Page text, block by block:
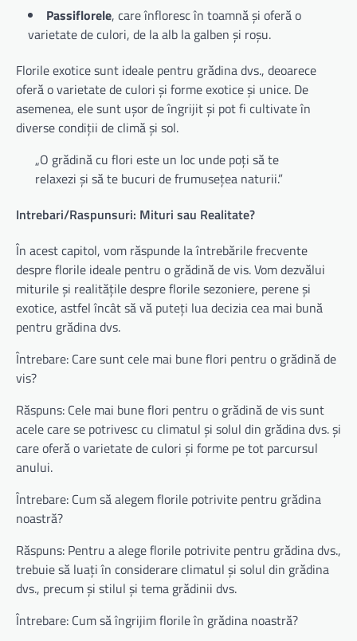
Passiflorele, care înfloresc în toamnă și oferă o
varietate de culori, de la alb la galben și roșu.
Florile exotice sunt ideale pentru grădina dvs., deoarece
oferă o varietate de culori și forme exotice și unice. De
asemenea, ele sunt ușor de îngrijit și pot fi cultivate în
diverse condiții de climă și sol.
„O grădină cu flori este un loc unde poți să te
relaxezi și să te bucuri de frumusețea naturii.”
Intrebari/Raspunsuri: Mituri sau Realitate?
În acest capitol, vom răspunde la întrebările frecvente
despre florile ideale pentru o grădină de vis. Vom dezvălui
miturile și realitățile despre florile sezoniere, perene și
exotice, astfel încât să vă puteți lua decizia cea mai bună
pentru grădina dvs.
Întrebare: Care sunt cele mai bune flori pentru o grădină de
vis?
Răspuns: Cele mai bune flori pentru o grădină de vis sunt
acele care se potrivesc cu climatul și solul din grădina dvs. și
care oferă o varietate de culori și forme pe tot parcursul
anului.
Întrebare: Cum să alegem florile potrivite pentru grădina
noastră?
Răspuns: Pentru a alege florile potrivite pentru grădina dvs.,
trebuie să luați în considerare climatul și solul din grădina
dvs., precum și stilul și tema grădinii dvs.
Întrebare: Cum să îngrijim florile în grădina noastră?